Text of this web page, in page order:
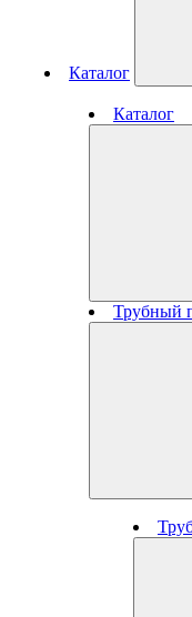
Каталог
Каталог
Трубный